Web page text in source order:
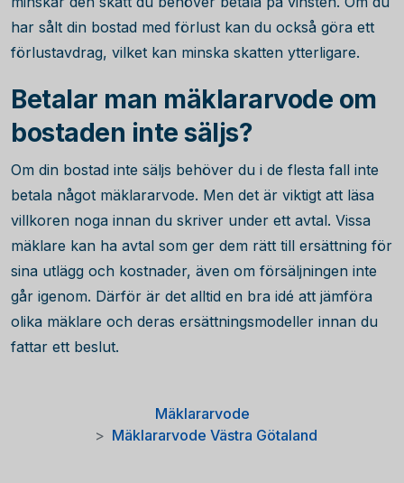
har sålt din bostad med förlust kan du också göra ett
förlustavdrag, vilket kan minska skatten ytterligare.
Betalar man mäklararvode om
bostaden inte säljs?
Om din bostad inte säljs behöver du i de flesta fall inte
betala något mäklararvode. Men det är viktigt att läsa
villkoren noga innan du skriver under ett avtal. Vissa
mäklare kan ha avtal som ger dem rätt till ersättning för
sina utlägg och kostnader, även om försäljningen inte
går igenom. Därför är det alltid en bra idé att jämföra
olika mäklare och deras ersättningsmodeller innan du
fattar ett beslut.
Mäklararvode
Mäklararvode Västra Götaland